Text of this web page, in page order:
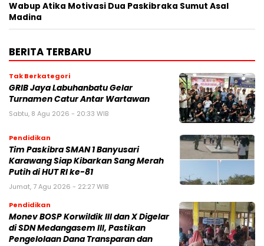
Wabup Atika Motivasi Dua Paskibraka Sumut Asal
Madina
BERITA TERBARU
Tak Berkategori
GRIB Jaya Labuhanbatu Gelar
Turnamen Catur Antar Wartawan
Sabtu, 8 Agu 2026 - 20:33 WIB
Pendidikan
Tim Paskibra SMAN 1 Banyusari
Karawang Siap Kibarkan Sang Merah
Putih di HUT RI ke-81
Jumat, 7 Agu 2026 - 22:27 WIB
Pendidikan
Monev BOSP Korwildik III dan X Digelar
di SDN Medangasem III, Pastikan
Pengelolaan Dana Transparan dan